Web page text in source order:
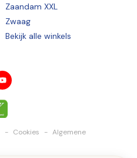
Zaandam XXL
Zwaag
Bekijk alle winkels
Cookies
Algemene